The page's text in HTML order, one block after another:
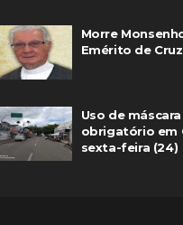
Morre
Emérito de
Uso de
obrigatório em
sexta-feira (24)